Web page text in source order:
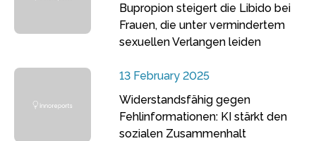
Bupropion steigert die Libido bei
Frauen, die unter vermindertem
sexuellen Verlangen leiden
13 February 2025
Widerstandsfähig gegen
Fehlinformationen: KI stärkt den
sozialen Zusammenhalt